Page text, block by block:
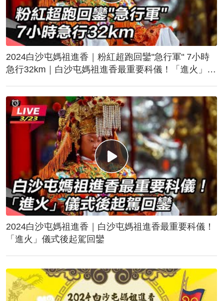
2024白沙屯媽祖進香｜粉紅超跑回鑾"急行軍" 7小時
急行32km｜白沙屯媽祖進香最重要科儀！「進火」儀
2024白沙屯媽祖進香｜白沙屯媽祖進香最重要科儀！
「進火」儀式後起駕回鑾